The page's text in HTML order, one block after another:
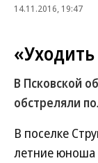
14.11.2016, 19:47
В Псковской
обстреляли
В поселке
летние юноша